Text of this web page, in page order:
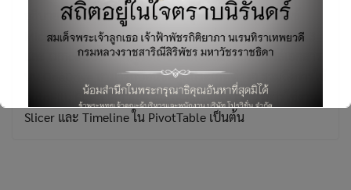
อธิบายการใช้งาน Excel 2013 ในรูปแบบออนไลน์โดยใช้
Microsoft Account เข้าใจความแตกต่างของ Office 2013
และ Office 365 เรียนรู้วิธีการจัดเก็บและเรียกใช้ไฟล์เอกสาร
บน OneDrive สามารถป้อนข้อมูลประเภทต่างๆ รวมถึงการใช้
AutoFill, Flash Fill และ AutoComplete เรียนรู้การใช้งาน
Slicer และ Timeline ใน PivotTable เป็นต้น